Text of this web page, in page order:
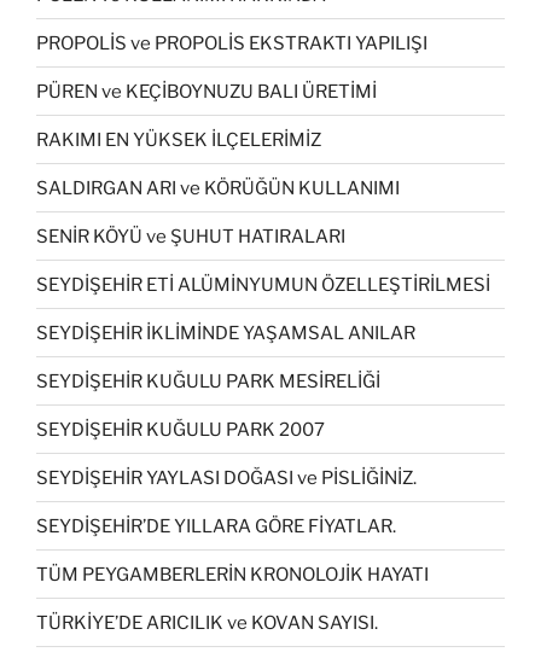
PROPOLİS ve PROPOLİS EKSTRAKTI YAPILIŞI
PÜREN ve KEÇİBOYNUZU BALI ÜRETİMİ
RAKIMI EN YÜKSEK İLÇELERİMİZ
SALDIRGAN ARI ve KÖRÜĞÜN KULLANIMI
SENİR KÖYÜ ve ŞUHUT HATIRALARI
SEYDİŞEHİR ETİ ALÜMİNYUMUN ÖZELLEŞTİRİLMESİ
SEYDİŞEHİR İKLİMİNDE YAŞAMSAL ANILAR
SEYDİŞEHİR KUĞULU PARK MESİRELİĞİ
SEYDİŞEHİR KUĞULU PARK 2007
SEYDİŞEHİR YAYLASI DOĞASI ve PİSLİĞİNİZ.
SEYDİŞEHİR’DE YILLARA GÖRE FİYATLAR.
TÜM PEYGAMBERLERİN KRONOLOJİK HAYATI
TÜRKİYE’DE ARICILIK ve KOVAN SAYISI.